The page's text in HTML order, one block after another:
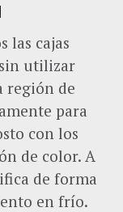
las cajas
utilizar
región de
para
con los
de color. A
de forma
en frío.